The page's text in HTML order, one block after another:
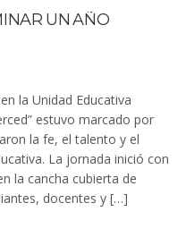
UN AÑO
la Unidad Educativa
estuvo marcado por
la fe, el talento y el
La jornada inició con
la cancha cubierta de
docentes y […]